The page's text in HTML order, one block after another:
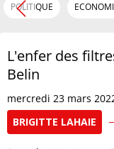
POLITIQUE
L'enfer des
Belin
mercredi 23 mars
BRIGITTE LAHAIE